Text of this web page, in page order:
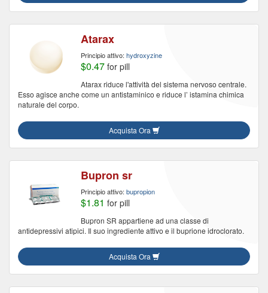
Atarax
Principio attivo: hydroxyzine
$0.47 for pill
Atarax riduce l'attività del sistema nervoso centrale.
Esso agisce anche come un antistaminico e riduce l’ istamina chimica
naturale del corpo.
Acquista Ora
Bupron sr
Principio attivo: bupropion
$1.81 for pill
Bupron SR appartiene ad una classe di
antidepressivi atipici. Il suo ingrediente attivo e il buprione idroclorato.
Acquista Ora